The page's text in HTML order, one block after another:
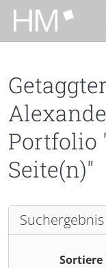
Zum Hauptinhalt
Portfolio
Seite(n)"
Sortiere